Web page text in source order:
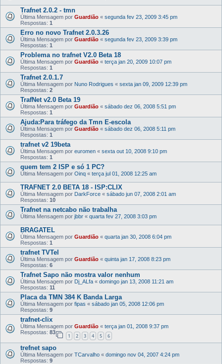
Trafnet 2.0.2 - tmn
Última Mensagem por Guardião « segunda fev 23, 2009 3:45 pm
Respostas: 1
Erro no novo Trafnet 2.0.3.26
Última Mensagem por Guardião « segunda fev 23, 2009 3:39 pm
Respostas: 1
Problema no trafnet V2.0 Beta 18
Última Mensagem por Guardião « terça jan 20, 2009 10:07 pm
Respostas: 1
Trafnet 2.0.1.7
Última Mensagem por Nuno Rodrigues « sexta jan 09, 2009 12:39 pm
Respostas: 2
TrafNet v2.0 Beta 19
Última Mensagem por Guardião « sábado dez 06, 2008 5:51 pm
Respostas: 1
Ajuda:Para tráfego da Tmn E-escola
Última Mensagem por Guardião « sábado dez 06, 2008 5:11 pm
Respostas: 1
trafnet v2 19beta
Última Mensagem por euromen « sexta out 10, 2008 9:10 pm
Respostas: 1
quem tem 2 ISP e só 1 PC?
Última Mensagem por Oinq « terça jul 01, 2008 12:25 am
TRAFNET 2.0 BETA 18 - ISP:CLIX
Última Mensagem por DarkForce « sábado jun 07, 2008 2:01 am
Respostas: 10
Trafnet na netcabo não trabalha
Última Mensagem por jbbr « quarta fev 27, 2008 3:03 pm
BRAGATEL
Última Mensagem por Guardião « quarta jan 30, 2008 6:04 pm
Respostas: 1
trafnet TVTel
Última Mensagem por Guardião « quinta jan 17, 2008 8:23 pm
Respostas: 6
Trafnet Sapo não mostra valor nenhum
Última Mensagem por Dj_ALfa « domingo jan 13, 2008 11:21 am
Respostas: 11
Placa da TMN 384 K Banda Larga
Última Mensagem por fipas « sábado jan 05, 2008 12:06 pm
Respostas: 9
trafnet-clix
Última Mensagem por Guardião « terça jan 01, 2008 9:37 pm
Respostas: 83
1 2 3 4 5 6
trefnet sapo
Última Mensagem por TCarvalho « domingo nov 04, 2007 4:24 pm
Respostas: 9